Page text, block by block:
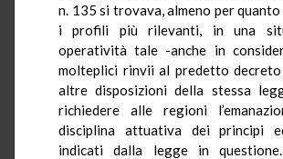
n. 135 si trovava, almeno per
i profili più rilevanti, in una
operatività tale -anche in
molteplici rinvii al predetto
altre disposizioni della stessa
richiedere alle regioni
disciplina attuativa dei principi
indicati dalla legge in